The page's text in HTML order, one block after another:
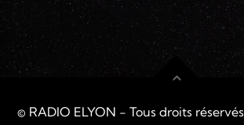
© RADIO ELYON - Tous droits réservés